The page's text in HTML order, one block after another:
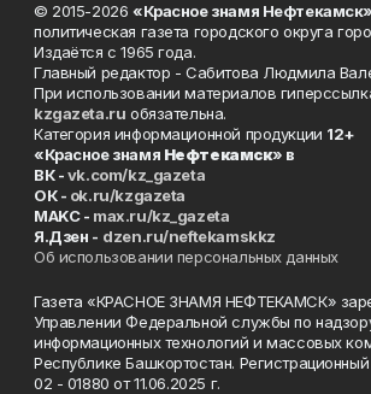
© 2015-2026 «Красное знамя Нефтекамск»
политическая газета городского округа
Издаётся с 1965 года.
Главный редактор - Сабитова Людмила
При использовании материалов
kzgazeta.ru обязательна.
Категория информационной продукции 12+
«Красное знамя Нефтекамск» в
ВК -vk.com/kz_gazeta
ОК - ok.ru/kzgazeta
MAKC - max.ru/kz_gazeta
Я.Дзен - dzen.ru/neftekamskkz
Об использовании персональных данных
Газета «КРАСНОЕ ЗНАМЯ НЕФТЕКАМСК»
Управлении Федеральной службы по
информационных технологий и массовых
Республике Башкортостан.
02 - 01880 от 11.06.2025 г.